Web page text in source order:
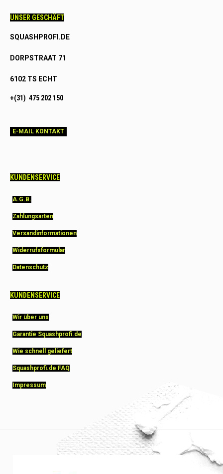
UNSER GESCHÄFT
SQUASHPROFI.DE
DORPSTRAAT 71
6102 TS ECHT
+(31) 475 202 150
E-MAIL KONTAKT
KUNDENSERVICE
A.G.B.
Zahlungsarten
Versandinformationen
Widerrufsformular
Datenschutz
KUNDENSERVICE
Wir über uns
Garantie Squashprofi.de
Wie schnell geliefert
Squashprofi.de FAQ
Impressum